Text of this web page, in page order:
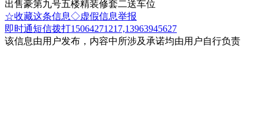
出售豪第九号五楼精装修套二送车位
☆收藏这条信息◇虚假信息举报
即时通短信拨打15064271217,13963945627
该信息由用户发布，内容中所涉及承诺均由用户自行负责